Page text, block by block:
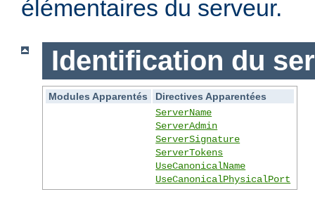
élémentaires du serveur.
Identification du
Modules Apparentés
Directives Apparentées
ServerName
ServerAdmin
ServerSignature
ServerTokens
UseCanonicalName
UseCanonicalPhysicalPort